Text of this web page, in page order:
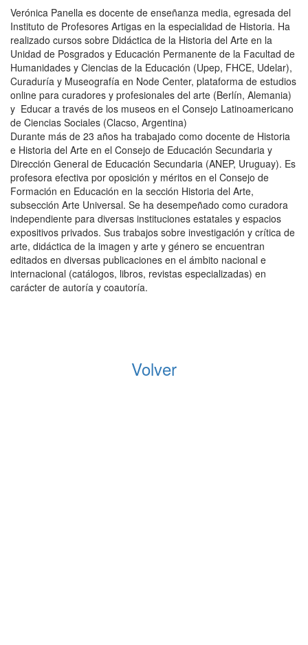
Verónica Panella es docente de enseñanza media, egresada del
Instituto de Profesores Artigas en la especialidad de Historia. Ha
realizado cursos sobre Didáctica de la Historia del Arte en la
Unidad de Posgrados y Educación Permanente de la Facultad de
Humanidades y Ciencias de la Educación (Upep, FHCE, Udelar),
Curaduría y Museografía en Node Center, plataforma de estudios
online para curadores y profesionales del arte (Berlín, Alemania)
y Educar a través de los museos en el Consejo Latinoamericano
de Ciencias Sociales (Clacso, Argentina)
Durante más de 23 años ha trabajado como docente de Historia
e Historia del Arte en el Consejo de Educación Secundaria y
Dirección General de Educación Secundaria (ANEP, Uruguay). Es
profesora efectiva por oposición y méritos en el Consejo de
Formación en Educación en la sección Historia del Arte,
subsección Arte Universal. Se ha desempeñado como curadora
independiente para diversas instituciones estatales y espacios
expositivos privados. Sus trabajos sobre investigación y crítica de
arte, didáctica de la imagen y arte y género se encuentran
editados en diversas publicaciones en el ámbito nacional e
internacional (catálogos, libros, revistas especializadas) en
carácter de autoría y coautoría.
Volver